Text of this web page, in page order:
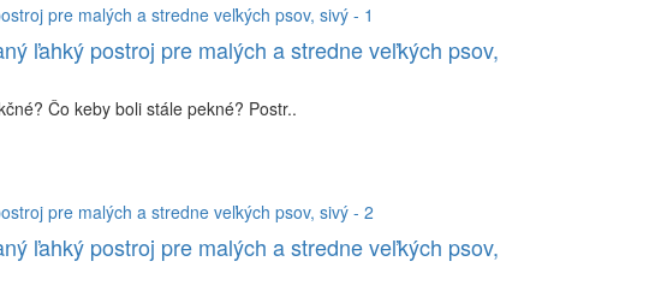
ľahký postroj pre malých a stredne veľkých psov,
Čo keby boli stále pekné? Postr..
ľahký postroj pre malých a stredne veľkých psov,